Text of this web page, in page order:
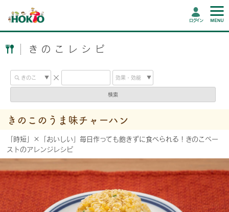
ログイン
きのこレシピ
検索
きのこのうま味チャーハン
「時短」×「おいしい」毎日作っても飽きずに食べられる！きのこペー
ストのアレンジレシピ